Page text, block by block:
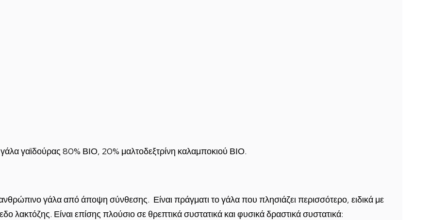
γαϊδούρας 80% ΒΙΟ, 20% μαλτοδεξτρίνη καλαμποκιού ΒΙΟ.
γάλα από άποψη σύνθεσης. Είναι πράγματι το γάλα που πλησιάζει περισσότερο, ειδικά με
λακτόζης. Είναι επίσης πλούσιο σε θρεπτικά συστατικά και φυσικά δραστικά συστατικά: